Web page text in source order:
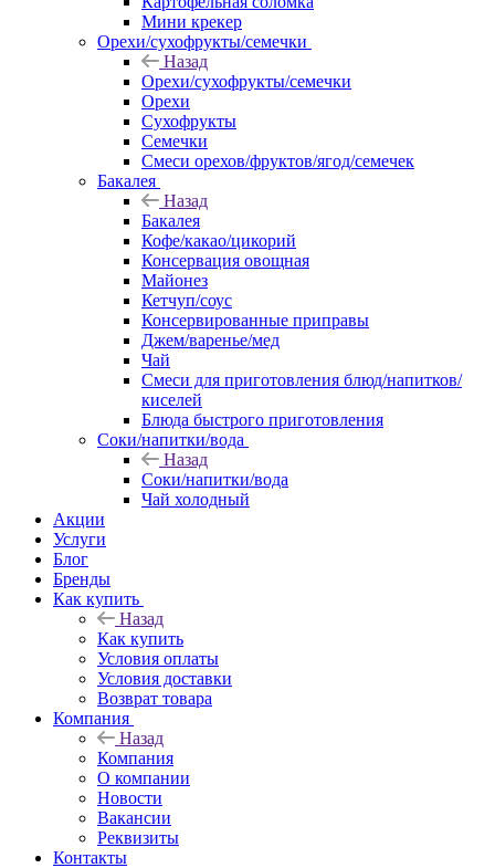
Мини крекер
Орехи/сухофрукты/семечки
Назад
Орехи/сухофрукты/семечки
Орехи
Сухофрукты
Семечки
Смеси орехов/фруктов/ягод/семечек
Бакалея
Назад
Бакалея
Кофе/какао/цикорий
Консервация овощная
Майонез
Кетчуп/соус
Консервированные приправы
Джем/варенье/мед
Чай
Смеси для приготовления блюд/напитков/
киселей
Блюда быстрого приготовления
Соки/напитки/вода
Назад
Соки/напитки/вода
Чай холодный
Акции
Услуги
Блог
Бренды
Как купить
Назад
Как купить
Условия оплаты
Условия доставки
Возврат товара
Компания
Назад
Компания
О компании
Новости
Вакансии
Реквизиты
Контакты